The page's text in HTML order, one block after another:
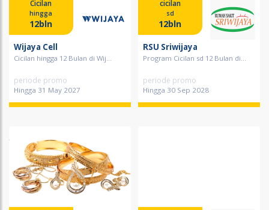
Cicilan
hingga
12bln
Wijaya Cell
Cicilan hingga 12 Bulan di Wij...
periode promo
Hingga 31 May 2027
cicilan
sd
12bln
RSU Sriwijaya
Program Cicilan sd 12 Bulan di...
periode promo
Hingga 30 Sep 2028